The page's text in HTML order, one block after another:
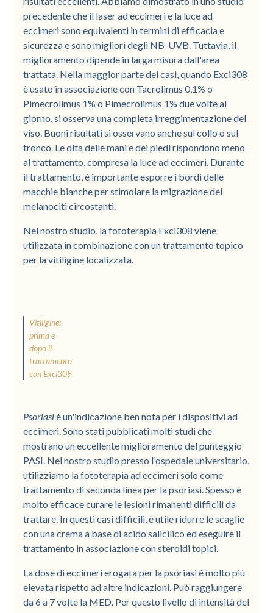
precedente che il laser ad eccimeri e la luce ad
eccimeri sono equivalenti in termini di efficacia e
sicurezza e sono migliori degli NB-UVB. Tuttavia, il
miglioramento dipende in larga misura dall'area
trattata. Nella maggior parte dei casi, quando Exci308
è usato in associazione con Tacrolimus 0,1% o
Pimecrolimus 1% o Pimecrolimus 1% due volte al
giorno, si osserva una completa irreggimentazione del
viso. Buoni risultati si osservano anche sul collo o sul
tronco. Le dita delle mani e dei piedi rispondono meno
al trattamento, compresa la luce ad eccimeri. Durante
il trattamento, è importante esporre i bordi delle
macchie bianche per stimolare la migrazione dei
melanociti circostanti.
Nel nostro studio, la fototerapia Exci308 viene
utilizzata in combinazione con un trattamento topico
per la vitiligine localizzata.
Vitiligine:
prima e
dopo il
trattamento
con Exci308
Psoriasiè un'indicazione ben nota per i dispositivi ad
eccimeri. Sono stati pubblicati molti studi che
mostrano un eccellente miglioramento del punteggio
PASI. Nel nostro studio presso l'ospedale universitario,
utilizziamo la fototerapia ad eccimeri solo come
trattamento di seconda linea per la psoriasi. Spesso è
molto efficace curare le lesioni rimanenti difficili da
trattare. In questi casi difficili, è utile ridurre le scaglie
con una crema a base di acido salicilico ed eseguire il
trattamento in associazione con steroidi topici.
La dose di eccimeri erogata per la psoriasi è molto più
elevata rispetto ad altre indicazioni. Può raggiungere
da 6 a 7 volte la MED. Per questo livello di intensità del